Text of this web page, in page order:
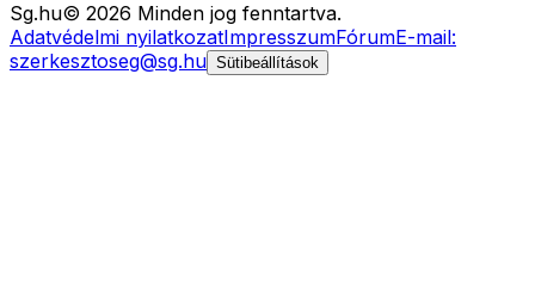
Sg.hu© 2026 Minden jog fenntartva.
Adatvédelmi nyilatkozatImpresszumFórumE-mail:
szerkesztoseg@sg.hu Sütibeállítások